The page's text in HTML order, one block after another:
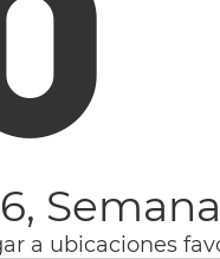
a ubicaciones